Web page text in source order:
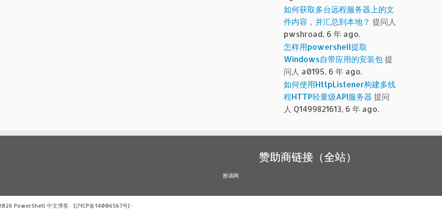
如何获取多台远程服务器上的文
件内容，并汇总到本地？ 提问人
pwshroad, 6 年 ago.
怎样用powershell提取
Windows自带应用的安装包提
问人 a0195, 6 年 ago.
如何使用HttpListener构建多线
程HTTP轻量级API服务器 提问
人 Q1499821613, 6 年 ago.
赞助商链接（全站）
雅诵网
PowerShell 中文博客 · [沪ICP备14006567号] ·